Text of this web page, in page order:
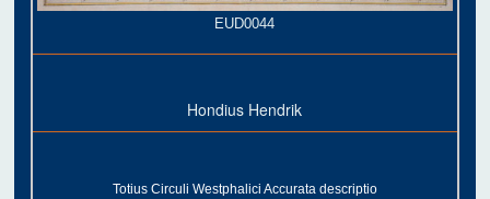
EUD0044
Hondius Hendrik
Totius Circuli Westphalici Accurata descriptio